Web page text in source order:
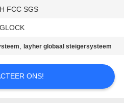
FCC SGS
, layher globaal steigersysteem
ONS!